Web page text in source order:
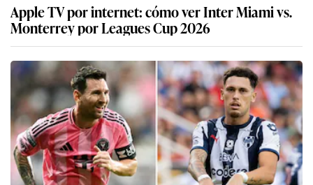
Apple TV por internet: cómo ver Inter Miami vs.
Monterrey por Leagues Cup 2026